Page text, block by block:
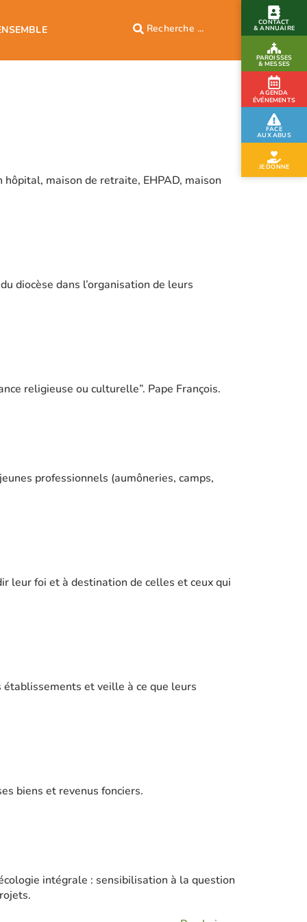
CONTACT
& ANNUAIRE
PAROISSES
& MESSES
AGENDA
ÉVÉNEMENTS
FACE
AUX ABUS
JE DONNE
maison de retraite, EHPAD, maison
diocèse dans l’organisation de leurs
religieuse ou culturelle”. Pape François.
professionnels (aumôneries, camps,
leur foi et à destination de celles et ceux qui
et veille à ce que leurs
biens et revenus fonciers.
intégrale : sensibilisation à la question